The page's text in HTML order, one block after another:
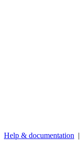
Help & documentation |